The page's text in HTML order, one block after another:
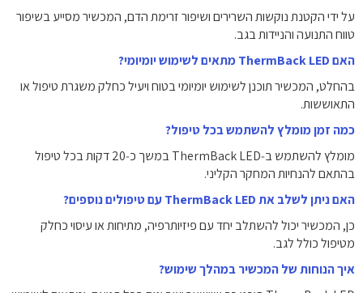
על ידי הקטנת נוקשות השרירים ושיפור זרימת הדם, המכשיר מסייע בשיפור
טווח התנועה והניידות בגב.
האם ThermBack LED מתאים לשימוש יומיומי?
בהחלט, המכשיר תוכנן לשימוש יומיומי בטוח ויעיל כחלק משגרת טיפול או
התאוששות.
כמה זמן מומלץ להשתמש בכל טיפול?
מומלץ להשתמש ב‑ThermBack LED במשך כ‑20 דקות בכל טיפול
בהתאם להנחיות המחקר הקליני.
האם ניתן לשלב את ThermBack LED עם טיפולים נוספים?
כן, המכשיר יכול להשתלב יחד עם פיזיותרפיה, מתיחות או עיסוי כחלק
מטיפול כולל לגב.
איך הנוחות של המכשיר במהלך שימוש?